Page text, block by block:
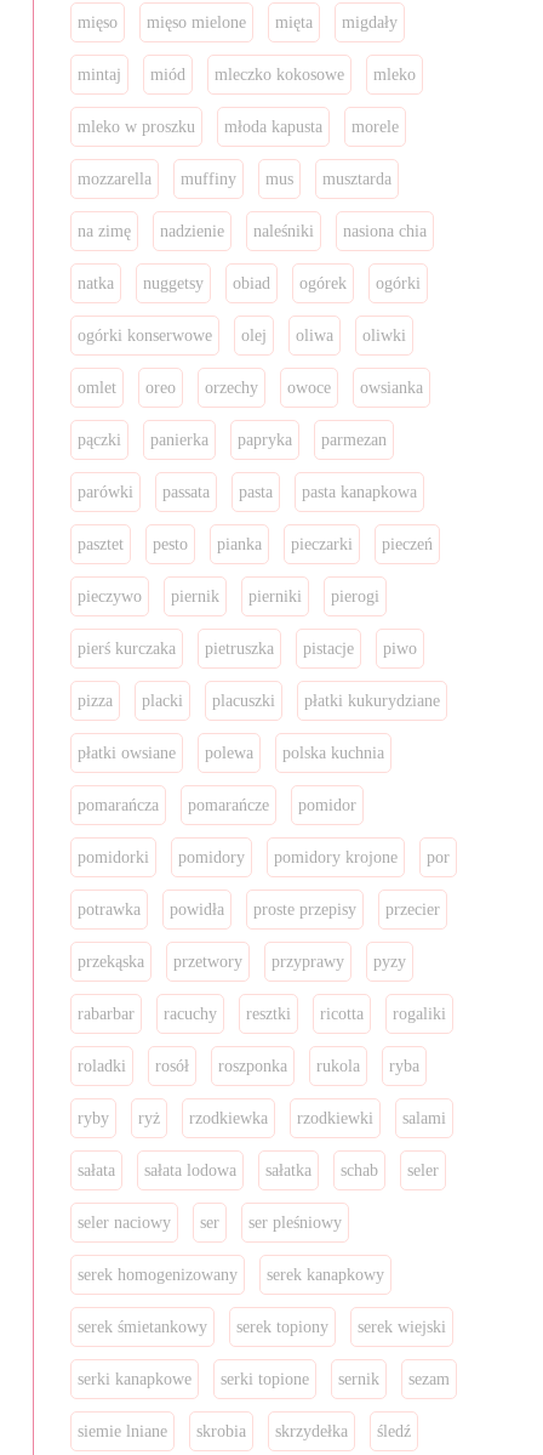
mięso mięso mielone mięta migdały
mintaj miód mleczko kokosowe mleko
mleko w proszku młoda kapusta morele
mozzarella muffiny mus musztarda
na zimę nadzienie naleśniki nasiona chia
natka nuggetsy obiad ogórek ogórki
ogórki konserwowe olej oliwa oliwki
omlet oreo orzechy owoce owsianka
pączki panierka papryka parmezan
parówki passata pasta pasta kanapkowa
pasztet pesto pianka pieczarki pieczeń
pieczywo piernik pierniki pierogi
pierś kurczaka pietruszka pistacje piwo
pizza placki placuszki płatki kukurydziane
płatki owsiane polewa polska kuchnia
pomarańcza pomarańcze pomidor
pomidorki pomidory pomidory krojone por
potrawka powidła proste przepisy przecier
przekąska przetwory przyprawy pyzy
rabarbar racuchy resztki ricotta rogaliki
roladki rosół roszponka rukola ryba
ryby ryż rzodkiewka rzodkiewki salami
sałata sałata lodowa sałatka schab seler
seler naciowy ser ser pleśniowy
serek homogenizowany serek kanapkowy
serek śmietankowy serek topiony serek wiejski
serki kanapkowe serki topione sernik sezam
siemie lniane skrobia skrzydełka śledź